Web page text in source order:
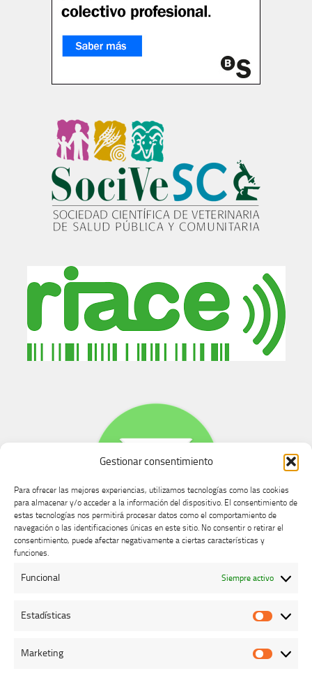
Gestionar consentimiento
Para ofrecer las mejores experiencias, utilizamos tecnologías como las cookies
para almacenar y/o acceder a la información del dispositivo. El consentimiento de
estas tecnologías nos permitirá procesar datos como el comportamiento de
navegación o las identificaciones únicas en este sitio. No consentir o retirar el
consentimiento, puede afectar negativamente a ciertas características y
funciones.
Funcional Siempre activo
Estadísticas
Marketing
Buzón de dudas, quejas y sugerencias